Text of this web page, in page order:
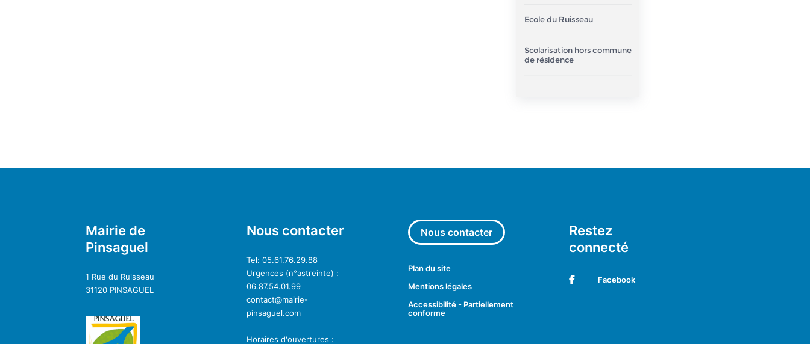
Ecole du Ruisseau
Scolarisation hors commune
de résidence
Mairie de
Pinsaguel
1 Rue du Ruisseau
31120 PINSAGUEL
Nous contacter
Tel: 05.61.76.29.88
Urgences (n°astreinte) :
06.87.54.01.99
contact@mairie-
pinsaguel.com
Horaires d'ouvertures :
Nous contacter
Plan du site
Mentions légales
Accessibilité - Partiellement
conforme
Restez
connecté
Facebook